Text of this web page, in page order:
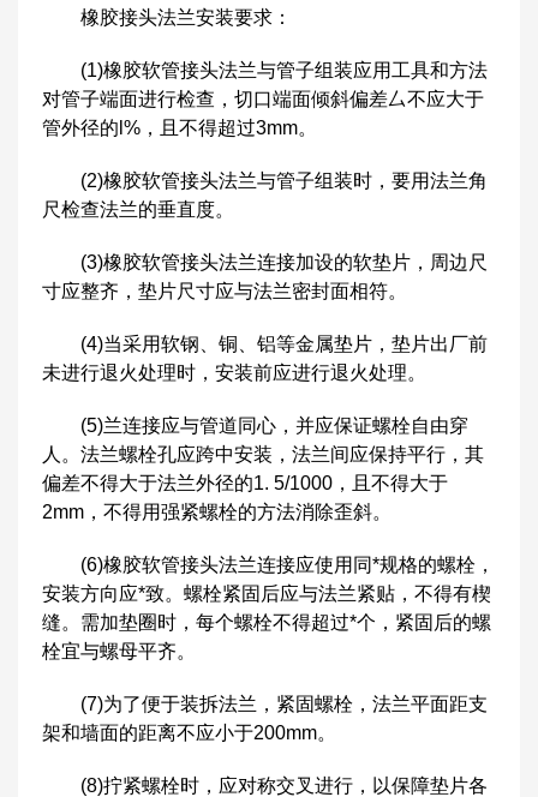
橡胶接头法兰安装要求：
(1)橡胶软管接头法兰与管子组装应用工具和方法
对管子端面进行检查，切口端面倾斜偏差厶不应大于
管外径的l%，且不得超过3mm。
(2)橡胶软管接头法兰与管子组装时，要用法兰角
尺检查法兰的垂直度。
(3)橡胶软管接头法兰连接加设的软垫片，周边尺
寸应整齐，垫片尺寸应与法兰密封面相符。
(4)当采用软钢、铜、铝等金属垫片，垫片出厂前
未进行退火处理时，安装前应进行退火处理。
(5)兰连接应与管道同心，并应保证螺栓自由穿
人。法兰螺栓孔应跨中安装，法兰间应保持平行，其
偏差不得大于法兰外径的1. 5/1000，且不得大于
2mm，不得用强紧螺栓的方法消除歪斜。
(6)橡胶软管接头法兰连接应使用同*规格的螺栓，
安装方向应*致。螺栓紧固后应与法兰紧贴，不得有楔
缝。需加垫圈时，每个螺栓不得超过*个，紧固后的螺
栓宜与螺母平齐。
(7)为了便于装拆法兰，紧固螺栓，法兰平面距支
架和墙面的距离不应小于200mm。
(8)拧紧螺栓时，应对称交叉进行，以保障垫片各